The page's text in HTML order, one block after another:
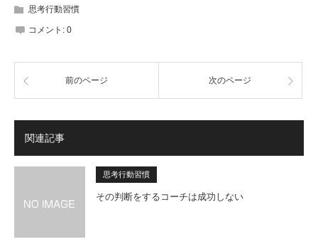
思考行動習慣
コメント: 0
前のページ 次のページ
関連記事
思考行動習慣
その判断をするコーチは成功しない